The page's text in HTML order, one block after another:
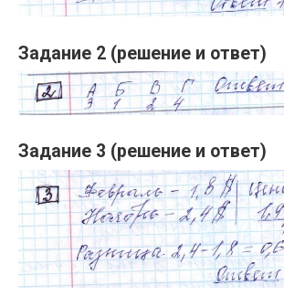
Задание 2 (решение и ответ)
Задание 3 (решение и ответ)